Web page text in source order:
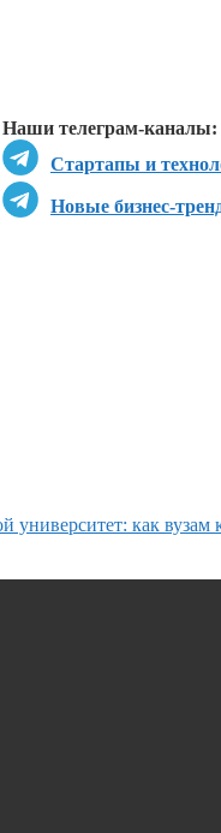
Наши телеграм-каналы:
Стартапы и
Новые бизнес-
университет: как вузам